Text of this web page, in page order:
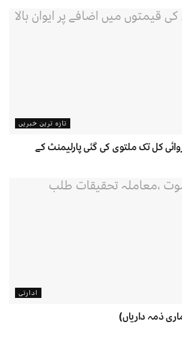
تازہ ترین خبریں
کل تک ملتوی کی گئی پارلیمنٹ کے
ادارتی
ذمہ داریاں)